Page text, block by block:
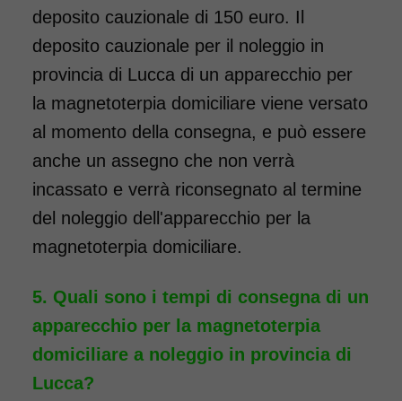
deposito cauzionale di 150 euro. Il
deposito cauzionale per il noleggio in
provincia di Lucca di un apparecchio per
la magnetoterpia domiciliare viene versato
al momento della consegna, e può essere
anche un assegno che non verrà
incassato e verrà riconsegnato al termine
del noleggio dell'apparecchio per la
magnetoterpia domiciliare.
Quali sono i tempi di consegna di un
apparecchio per la magnetoterpia
domiciliare a noleggio in provincia di
Lucca?